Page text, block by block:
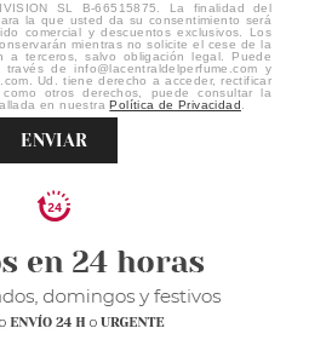
SL B-66515875. La finalidad del
la que usted da su consentimiento será
comercial y descuentos exclusivos. Los
mientras no solicite el cese de la
a terceros, salvo obligación legal. Puede
de info@lacentraldelperfume.com y
Ud. tiene derecho a acceder, rectificar
otros derechos, puede consultar la
en nuestraPolítica de Privacidad
ENVIAR